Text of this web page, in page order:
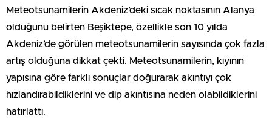
Meteotsunamilerin Akdeniz’deki sıcak noktasının Alanya
olduğunu belirten Beşiktepe, özellikle son 10 yılda
Akdeniz’de görülen meteotsunamilerin sayısında çok fazla
artış olduğuna dikkat çekti. Meteotsunamilerin, kıyının
yapısına göre farklı sonuçlar doğurarak akıntıyı çok
hızlandırabildiklerini ve dip akıntısına neden olabildiklerini
hatırlattı.